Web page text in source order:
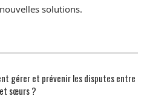
solutions.
gérer et prévenir les disputes entre
sœurs ?